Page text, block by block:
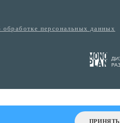
обработке персональных данных
ПРИНЯТЬ